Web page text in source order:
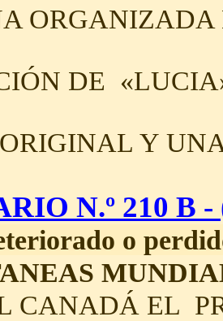
DE
Y
N.º 210 B -
o
CANADÁ EL